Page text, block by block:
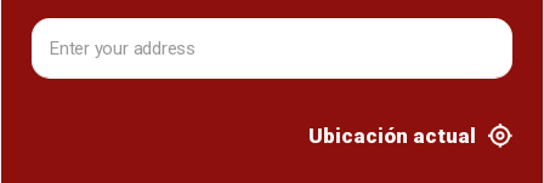
Ubicación actual